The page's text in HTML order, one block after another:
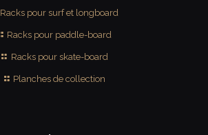
Racks pour surf et longboard
Racks pour paddle-board
Racks pour skate-board
Planches de collection